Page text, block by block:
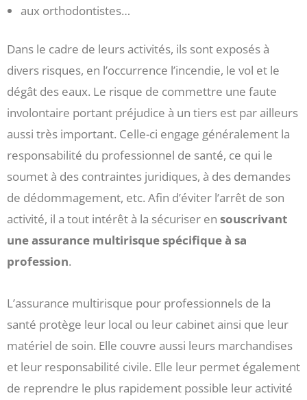
aux orthodontistes…
Dans le cadre de leurs activités, ils sont exposés à
divers risques, en l’occurrence l’incendie, le vol et le
dégât des eaux. Le risque de commettre une faute
involontaire portant préjudice à un tiers est par ailleurs
aussi très important. Celle-ci engage généralement la
responsabilité du professionnel de santé, ce qui le
soumet à des contraintes juridiques, à des demandes
de dédommagement, etc. Afin d’éviter l’arrêt de son
activité, il a tout intérêt à la sécuriser en souscrivant
une assurance multirisque spécifique à sa
profession.
L’assurance multirisque pour professionnels de la
santé protège leur local ou leur cabinet ainsi que leur
matériel de soin. Elle couvre aussi leurs marchandises
et leur responsabilité civile. Elle leur permet également
de reprendre le plus rapidement possible leur activité